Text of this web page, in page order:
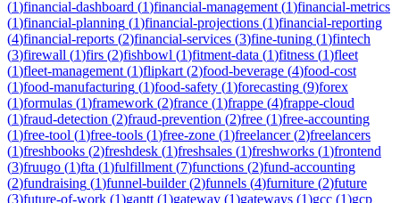
(1)financial-dashboard (1)financial-management (1)financial-metrics
(1)financial-planning (1)financial-projections (1)financial-reporting
(4)financial-reports (2)financial-services (3)fine-tuning (1)fintech
(3)firewall (1)firs (2)fishbowl (1)fitment-data (1)fitness (1)fleet
(1)fleet-management (1)flipkart (2)food-beverage (4)food-cost
(1)food-manufacturing (1)food-safety (1)forecasting (9)forex
(1)formulas (1)framework (2)france (1)frappe (4)frappe-cloud
(1)fraud-detection (2)fraud-prevention (2)free (1)free-accounting
(1)free-tool (1)free-tools (1)free-zone (1)freelancer(2)freelancers
(1)freshbooks (2)freshdesk (1)freshsales (1)freshworks (1)frontend
(3)fruugo (1)fta (1)fulfillment (7)functions (2)fund-accounting
(2)fundraising (1)funnel-builder(2)funnels (4)furniture (2)future
(3)future-of-work (1)gantt (1)gateway (1)gateways (1)gcc (1)gcp